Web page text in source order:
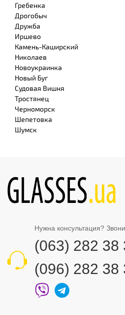
Гребенка
Дрогобыч
Дружба
Иршево
Камень-Каширский
Николаев
Новоукраинка
Новый Буг
Судовая Вишня
Тростянец
Черноморск
Шепетовка
Шумск
Нужна консультация?
(063) 282 38
(096) 282 38